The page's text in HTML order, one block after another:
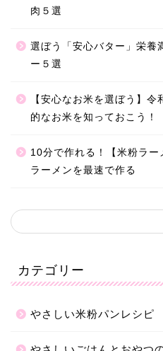
肉５選
選ぼう「安心バター」栄養
ー５選
【安心なお米を選ぼう】
的なお米を知っておこう！
10分で作れる！【米粉ラ
ラーメンを最速で作る
カテゴリー
やさしい米粉パンレシピ